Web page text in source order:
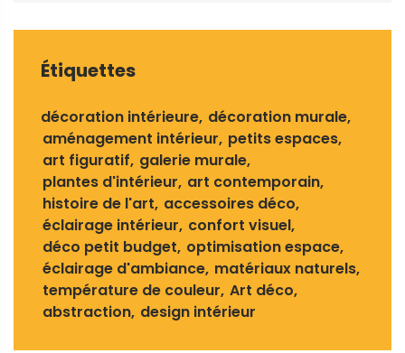
Étiquettes
décoration intérieure décoration murale
aménagement intérieur petits espaces
art figuratif galerie murale
plantes d'intérieur art contemporain
histoire de l'art accessoires déco
éclairage intérieur confort visuel
déco petit budget optimisation espace
éclairage d'ambiance matériaux naturels
température de couleur Art déco
abstraction design intérieur